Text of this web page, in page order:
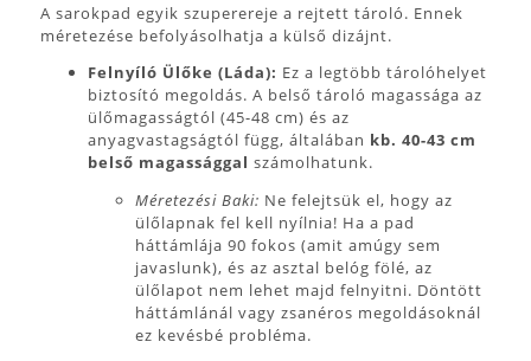
A sarokpad egyik szuperereje a rejtett tároló. Ennek
méretezése befolyásolhatja a külső dizájnt.
Felnyíló Ülőke (Láda): Ez a legtöbb tárolóhelyet
biztosító megoldás. A belső tároló magassága az
ülőmagasságtól (45-48 cm) és az
anyagvastagságtól függ, általában kb. 40-43 cm
belső magassággal számolhatunk.
Méretezési Baki: Ne felejtsük el, hogy az
ülőlapnak fel kell nyílnia! Ha a pad
háttámlája 90 fokos (amit amúgy sem
javaslunk), és az asztal belóg fölé, az
ülőlapot nem lehet majd felnyitni. Döntött
háttámlánál vagy zsanéros megoldásoknál
ez kevésbé probléma.